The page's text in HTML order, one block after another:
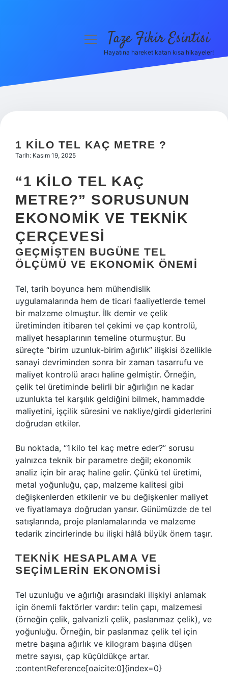
Hakkımızda
menüyüTaze Fikir Esintisi
Hayatına hareket katan kısa hikayeler!
1 KILO TEL KAÇ METRE ?
Tarih: Kasım 19, 2025
“1 KILO TEL KAÇ
METRE?” SORUSUNUN
EKONOMIK VE TEKNIK
ÇERÇEVESI
GEÇMIŞTEN BUGÜNE TEL
ÖLÇÜMÜ VE EKONOMIK ÖNEMI
Tel, tarih boyunca hem mühendislik
uygulamalarında hem de ticari faaliyetlerde temel
bir malzeme olmuştur. İlk demir ve çelik
üretiminden itibaren tel çekimi ve çap kontrolü,
maliyet hesaplarının temeline oturmuştur. Bu
süreçte “birim uzunluk‐birim ağırlık” ilişkisi özellikle
sanayi devriminden sonra bir zaman tasarrufu ve
maliyet kontrolü aracı haline gelmiştir. Örneğin,
çelik tel üretiminde belirli bir ağırlığın ne kadar
uzunlukta tel karşılık geldiğini bilmek, hammadde
maliyetini, işçilik süresini ve nakliye/girdi giderlerini
doğrudan etkiler.
Bu noktada, “1 kilo tel kaç metre eder?” sorusu
yalnızca teknik bir parametre değil; ekonomik
analiz için bir araç haline gelir. Çünkü tel üretimi,
metal yoğunluğu, çap, malzeme kalitesi gibi
değişkenlerden etkilenir ve bu değişkenler maliyet
ve fiyatlamaya doğrudan yansır. Günümüzde de tel
satışlarında, proje planlamalarında ve malzeme
tedarik zincirlerinde bu ilişki hâlâ büyük önem taşır.
TEKNIK HESAPLAMA VE
SEÇIMLERIN EKONOMISI
Tel uzunluğu ve ağırlığı arasındaki ilişkiyi anlamak
için önemli faktörler vardır: telin çapı, malzemesi
(örneğin çelik, galvanizli çelik, paslanmaz çelik), ve
yoğunluğu. Örneğin, bir paslanmaz çelik tel için
metre başına ağırlık ve kilogram başına düşen
metre sayısı, çap küçüldükçe artar.
:contentReference[oaicite:0]{index=0}